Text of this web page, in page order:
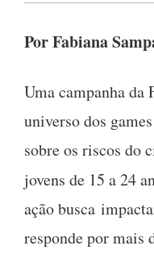
Por Fabiana
Uma campanha da
universo dos
sobre os riscos do
jovens de 15 a 24
ação busca
responde por mais